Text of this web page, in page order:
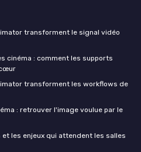
transforment le signal vidéo
cinéma : comment les supports
transforment les workflows de
: retrouver l'image voulue par le
les enjeux qui attendent les salles